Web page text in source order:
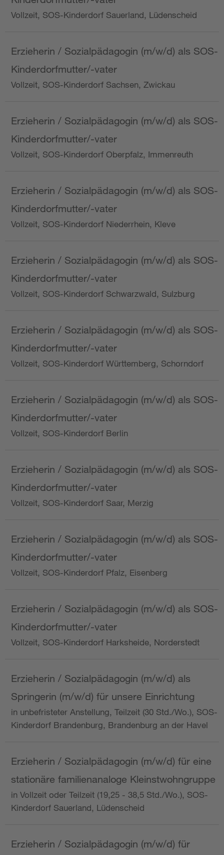
Vollzeit, SOS-Kinderdorf Sauerland, Lüdenscheid
Erzieherin / Sozialpädagogin (m/w/d) als SOS-
Kinderdorfmutter/-vater
Vollzeit, SOS-Kinderdorf Sachsen, Zwickau
Erzieherin / Sozialpädagogin (m/w/d) als SOS-
Kinderdorfmutter/-vater
Vollzeit, SOS-Kinderdorf Oberpfalz, Immenreuth
Erzieherin / Sozialpädagogin (m/w/d) als SOS-
Kinderdorfmutter/-vater
Vollzeit, SOS-Kinderdorf Niederrhein, Kleve
Erzieherin / Sozialpädagogin (m/w/d) als SOS-
Kinderdorfmutter/-vater
Vollzeit, SOS-Kinderdorf Schwarzwald, Sulzburg
Erzieherin / Sozialpädagogin (m/w/d) als SOS-
Kinderdorfmutter/-vater
Vollzeit, SOS-Kinderdorf Württemberg, Schorndorf
Erzieherin / Sozialpädagogin (m/w/d) als SOS-
Kinderdorfmutter/-vater
Vollzeit, SOS-Kinderdorf Berlin
Erzieherin / Sozialpädagogin (m/w/d) als SOS-
Kinderdorfmutter/-vater
Vollzeit, SOS-Kinderdorf Saar, Merzig
Erzieherin / Sozialpädagogin (m/w/d) als SOS-
Kinderdorfmutter/-vater
Vollzeit, SOS-Kinderdorf Pfalz, Eisenberg
Erzieherin / Sozialpädagogin (m/w/d) als SOS-
Kinderdorfmutter/-vater
Vollzeit, SOS-Kinderdorf Harksheide, Norderstedt
Erzieherin / Sozialpädagogin (m/w/d) als
Springerin (m/w/d) für unsere Einrichtung
in unbefristeter Anstellung, Teilzeit (30 Std./Wo.), SOS-
Kinderdorf Brandenburg, Brandenburg an der Havel
Erzieherin / Sozialpädagogin (m/w/d) für eine
stationäre familienanaloge Kleinstwohngruppe
in Vollzeit oder Teilzeit (19,25 - 38,5 Std./Wo.), SOS-
Kinderdorf Sauerland, Lüdenscheid
Erzieherin / Sozialpädagogin (m/w/d) für